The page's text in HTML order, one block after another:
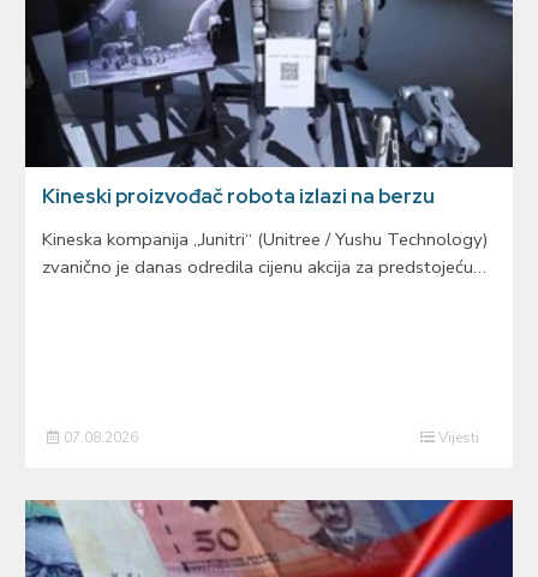
Kineski proizvođač robota izlazi na berzu
Kineska kompanija „Junitri“ (Unitree / Yushu Technology)
zvanično je danas odredila cijenu akcija za predstojeću…
07.08.2026 Vijesti